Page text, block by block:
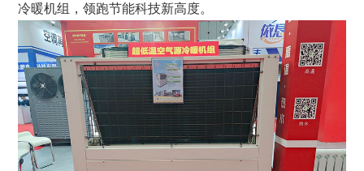
冷暖机组，领跑节能科技新高度。